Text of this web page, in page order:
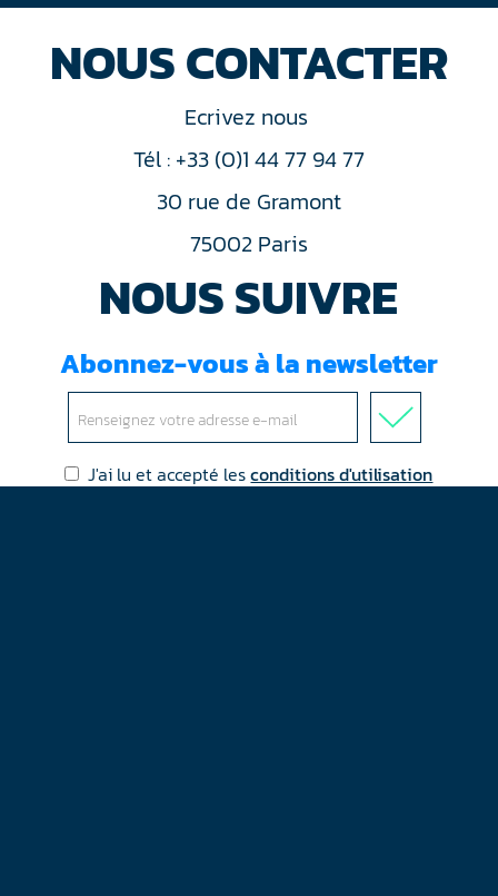
NOUS CONTACTER
Ecrivez nous
Tél : +33 (0)1 44 77 94 77
30 rue de Gramont
75002 Paris
NOUS SUIVRE
Abonnez-vous à la newsletter
J'ai lu et accepté lesconditions d'utilisation